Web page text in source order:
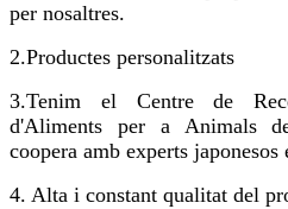
per nosaltres.
2.Productes personalitzats
3.Tenim el Centre de
d'Aliments per a Animals
coopera amb experts japonesos
4. Alta i constant qualitat del